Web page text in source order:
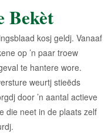
Bekèt
kosj geldj. Vanaaf
op ’n paar troew
te hantere wore.
weurtj stieëds
door ’n aantal actieve
die neet in de plaats zelf